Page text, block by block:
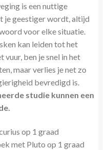
17 Archeia en hun
is een nuttige
je geestiger wordt, altijd
voor elke situatie.
kan leiden tot het
vuur, ben je snel in het
maar verlies je net zo
bevredigd is.
studie kunnen een
op 1 graad
met Pluto op 1 graad